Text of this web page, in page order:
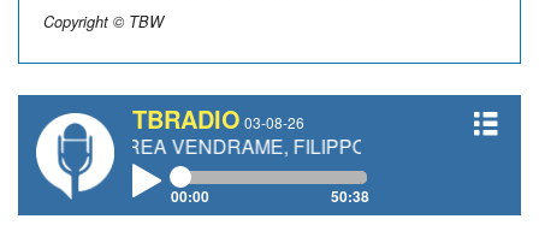
Copyright © TBW
TBRADIO 03-08-26
VENDRAME, FILIPPO FIORELLI
00:00 50:38